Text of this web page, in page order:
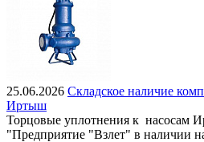
25.06.2026 Складское наличие
Иртыш
Торцовые уплотнения к насосам
"Предприятие "Взлет" в наличии